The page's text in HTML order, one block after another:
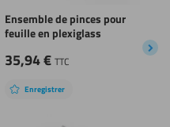
Ensemble de pinces pour
feuille en plexiglass
35,94€ TTC
Enregistrer